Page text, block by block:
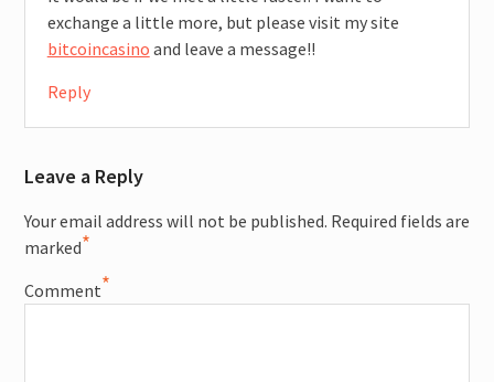
exchange a little more, but please visit my site
bitcoincasino and leave a message!!
Reply
Leave a Reply
Your email address will not be published. Required fields are
marked*
Comment*